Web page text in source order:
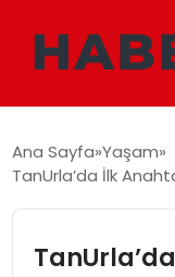
EKONOMI
Ana Sayfa Yaşam
TanUrla’da İlk